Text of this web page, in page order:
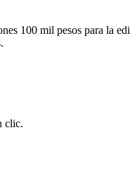
100 mil pesos para la
clic.